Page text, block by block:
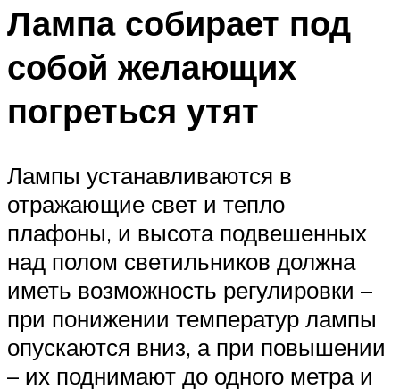
Лампа собирает под
собой желающих
погреться утят
Лампы устанавливаются в
отражающие свет и тепло
плафоны, и высота подвешенных
над полом светильников должна
иметь возможность регулировки –
при понижении температур лампы
опускаются вниз, а при повышении
– их поднимают до одного метра и